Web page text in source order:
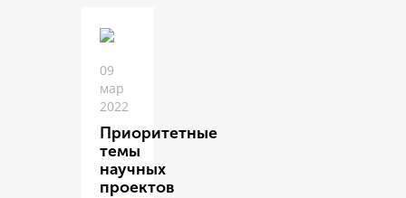
09
мар
2022
Приоритетные
темы
научных
проектов